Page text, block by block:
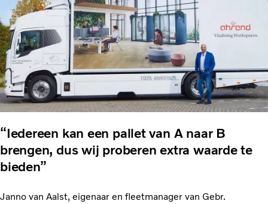
“Iedereen kan een pallet van A naar B
brengen, dus wij proberen extra waarde te
bieden”
Janno van Aalst, eigenaar en fleetmanager van Gebr.